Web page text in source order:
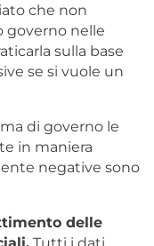
che non
governo nelle
sulla base
se si vuole un
di governo le
in maniera
negative sono
delle